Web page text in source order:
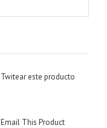
Twitear este producto
Email This Product